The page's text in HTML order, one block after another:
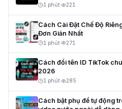
1 phút· 221
Cách Cài Đặt Chế Độ
Đơn Giản Nhất
1 phút· 271
Cách đổi tên ID TikTok
2026
1 phút· 285
Cách bật phụ đề tự động